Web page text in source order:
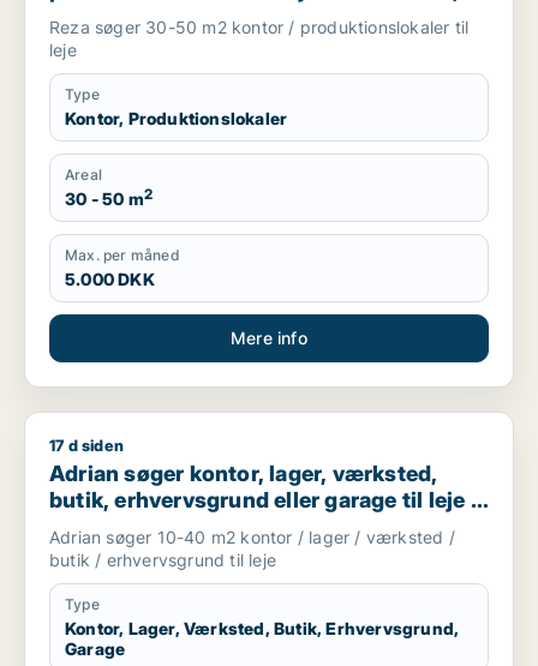
Frederiksberg eller Ørestad m.fl.
Reza søger 30-50 m2 kontor / produktionslokaler til
leje
Type
Kontor, Produktionslokaler
Areal
30 - 50 m2
Max. per måned
5.000 DKK
Mere info
Adrian søger kontor, lager, værksted, butik, erhvervsgrund
17 d siden
Adrian søger kontor, lager, værksted,
butik, erhvervsgrund eller garage til leje i
København K, Vesterbro eller
Frederiksberg m.fl.
Adrian søger 10-40 m2 kontor / lager / værksted /
butik / erhvervsgrund til leje
Type
Kontor, Lager, Værksted, Butik, Erhvervsgrund,
Garage